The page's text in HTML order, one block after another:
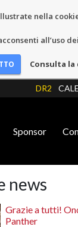
nella
all’uso
Consulta la
DR2
Sponsor
news
Grazie a tutti!
Panther